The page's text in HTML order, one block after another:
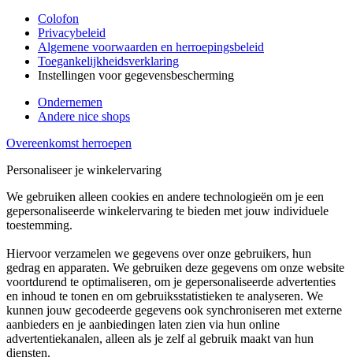
Colofon
Privacybeleid
Algemene voorwaarden en herroepingsbeleid
Toegankelijkheidsverklaring
Instellingen voor gegevensbescherming
Ondernemen
Andere nice shops
Overeenkomst herroepen
Personaliseer je winkelervaring
We gebruiken alleen cookies en andere technologieën om je een
gepersonaliseerde winkelervaring te bieden met jouw individuele
toestemming.
Hiervoor verzamelen we gegevens over onze gebruikers, hun
gedrag en apparaten. We gebruiken deze gegevens om onze website
voortdurend te optimaliseren, om je gepersonaliseerde advertenties
en inhoud te tonen en om gebruiksstatistieken te analyseren. We
kunnen jouw gecodeerde gegevens ook synchroniseren met externe
aanbieders en je aanbiedingen laten zien via hun online
advertentiekanalen, alleen als je zelf al gebruik maakt van hun
diensten.